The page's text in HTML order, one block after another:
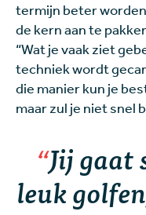
termijn beter
de kern aan te
“Wat je vaak ziet
techniek wordt
die manier kun je
maar zul je niet snel
Jij gaat
leuk